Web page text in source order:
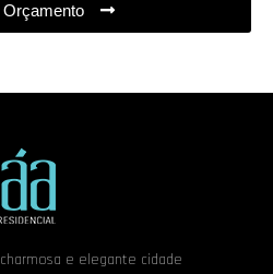
Orçamento
e elegante cidade